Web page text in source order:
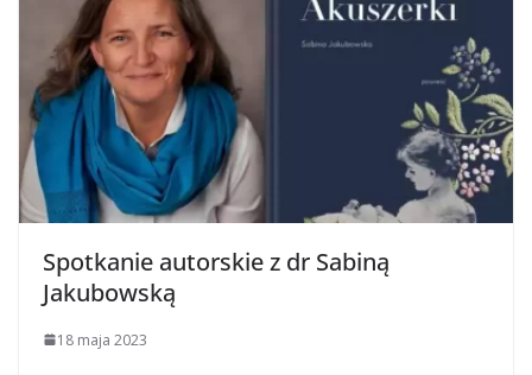
Spotkanie autorskie z dr Sabiną
Jakubowską
18 maja 2023